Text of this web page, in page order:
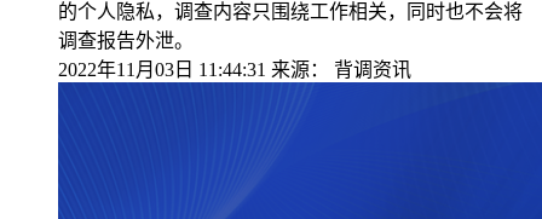
的个人隐私，调查内容只围绕工作相关，同时也不会将
调查报告外泄。
2022年11月03日 11:44:31 来源： 背调资讯